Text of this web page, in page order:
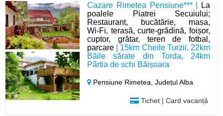
Cazare Rimetea Pensiune*** |
La
poalele Piatrei Secuiului;
Restaurant, bucătărie, masa,
Wi‑Fi, terasă, curte‑grădină, foișor,
cuptor, grătar, teren de fotbal,
parcare | 15km Cheile Turzii, 22km
Băile sărate din Torda, 24km
Pârtia de schi Băișoara
Pensiune Rimetea,Județul Alba
Tichet | Card vacanță